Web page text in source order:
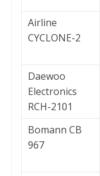
Airline
CYCLONE-2
Daewoo
Electronics
RCH-2101
Bomann CB
967